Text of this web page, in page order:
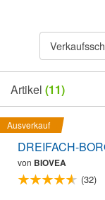
Artikel (11)
Ausverkauf
DREIFACH-
von BIOVEA
(32)